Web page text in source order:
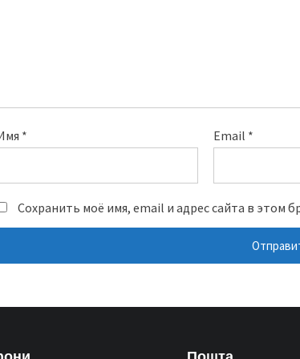
* Email *
Сохранить моё имя, email и адрес сайта в этом